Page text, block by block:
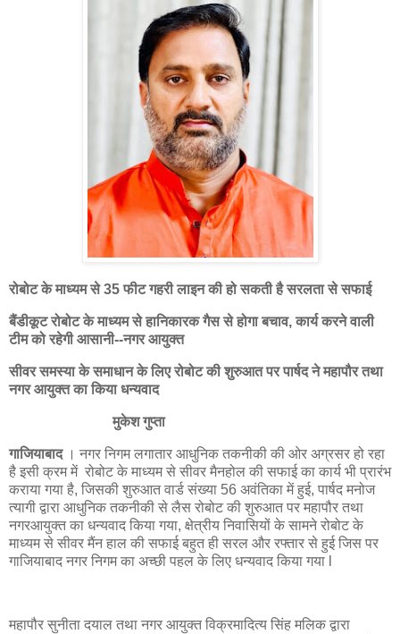
रोबोट के माध्यम से 35 फीट गहरी लाइन की हो सकती है सरलता से सफाई
बैंडीकूट रोबोट के माध्यम से हानिकारक गैस से होगा बचाव, कार्य करने वाली
टीम को रहेगी आसानी--नगर आयुक्त
सीवर समस्या के समाधान के लिए रोबोट की शुरुआत पर पार्षद ने महापौर तथा
नगर आयुक्त का किया धन्यवाद
मुकेश गुप्ता
गाजियाबाद । नगर निगम लगातार आधुनिक तकनीकी की ओर अग्रसर हो रहा
है इसी क्रम में रोबोट के माध्यम से सीवर मैनहोल की सफाई का कार्य भी प्रारंभ
कराया गया है, जिसकी शुरुआत वार्ड संख्या 56 अवंतिका में हुई, पार्षद मनोज
त्यागी द्वारा आधुनिक तकनीकी से लैस रोबोट की शुरुआत पर महापौर तथा
नगरआयुक्त का धन्यवाद किया गया, क्षेत्रीय निवासियों के सामने रोबोट के
माध्यम से सीवर मैंन हाल की सफाई बहुत ही सरल और रफ्तार से हुई जिस पर
गाजियाबाद नगर निगम का अच्छी पहल के लिए धन्यवाद किया गया l
महापौर सुनीता दयाल तथा नगर आयुक्त विक्रमादित्य सिंह मलिक द्वारा